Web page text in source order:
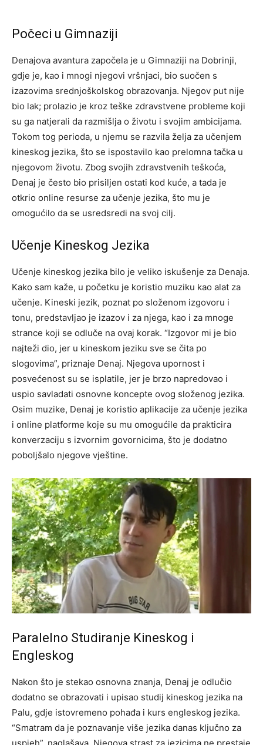
Počeci u Gimnaziji
Denajova avantura započela je u Gimnaziji na Dobrinji,
gdje je, kao i mnogi njegovi vršnjaci, bio suočen s
izazovima srednjoškolskog obrazovanja. Njegov put nije
bio lak; prolazio je kroz teške zdravstvene probleme koji
su ga natjerali da razmišlja o životu i svojim ambicijama.
Tokom tog perioda, u njemu se razvila želja za učenjem
kineskog jezika, što se ispostavilo kao prelomna tačka u
njegovom životu. Zbog svojih zdravstvenih teškoća,
Denaj je često bio prisiljen ostati kod kuće, a tada je
otkrio online resurse za učenje jezika, što mu je
omogućilo da se usredsredi na svoj cilj.
Učenje Kineskog Jezika
Učenje kineskog jezika bilo je veliko iskušenje za Denaja.
Kako sam kaže, u početku je koristio muziku kao alat za
učenje. Kineski jezik, poznat po složenom izgovoru i
tonu, predstavljao je izazov i za njega, kao i za mnoge
strance koji se odluče na ovaj korak. “Izgovor mi je bio
najteži dio, jer u kineskom jeziku sve se čita po
slogovima”, priznaje Denaj. Njegova upornost i
posvećenost su se isplatile, jer je brzo napredovao i
uspio savladati osnovne koncepte ovog složenog jezika.
Osim muzike, Denaj je koristio aplikacije za učenje jezika
i online platforme koje su mu omogućile da prakticira
konverzaciju s izvornim govornicima, što je dodatno
poboljšalo njegove vještine.
Paralelno Studiranje Kineskog i
Engleskog
Nakon što je stekao osnovna znanja, Denaj je odlučio
dodatno se obrazovati i upisao studij kineskog jezika na
Palu, gdje istovremeno pohađa i kurs engleskog jezika.
“Smatram da je poznavanje više jezika danas ključno za
uspjeh”, naglašava. Njegova strast za jezicima ne prestaje